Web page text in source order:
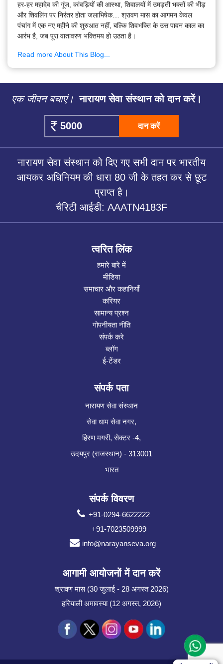
हर-हर महादेव की गूंज, कांवड़ियों की आस्था, शिवालयों में उमड़ती भक्तों की भीड़
और शिवलिंग पर निरंतर होता जलाभिषेक… श्रावण मास का आगमन केवल
पंचांग में एक नए महीने की शुरुआत नहीं, बल्कि शिवभक्ति के उस पावन काल का
आरंभ है, जब पूरा वातावरण भक्तिमय हो उठता है।
Read more About This Blog...
एक जीवन बचाएं। नारायण सेवा संस्थान को दान करें।
दान करें
नारायण सेवा संस्थान को दिए गए सभी दान पर भारतीय
आयकर अधिनियम की धारा 80 जी के तहत कर से छूट
प्राप्त है।
चैरिटी आईडी: AAATN4183F
त्वरित लिंक
हमारे बारे में
मीडिया
समाचार और कहानियाँ
करियर
सामान्य प्रश्न
गोपनीयता नीति
संपर्क करे
ब्लॉग
ई-टेंडर
संपर्क पता
नारायण सेवा संस्थान
सेवा धाम सेवा नगर,
हिरण मगरी, सेक्टर -4,
उदयपुर (राजस्थान) - 313001
भारत
संपर्क विवरण
+91-0294-6622222
+91-7023509999
info@narayanseva.org
आगामी आयोजनों में दान करें
श्रावण मास (30 जुलाई - 28 अगस्त 2026)
हरियाली अमावस्या (12 अगस्त, 2026)